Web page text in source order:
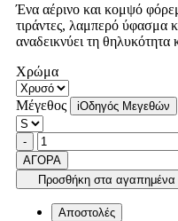
Ένα αέρινο και κομψό
τιράντες, λαμπερό ύφασμα
αναδεικνύει τη θηλυκότητα
Χρώμα
Μέγεθος iΟδηγός Μεγεθών
Ποσότητα
-product.increase.quantity
ΑΓΟΡΑ
Προσθήκη στα αγαπημένα
Αποστολές